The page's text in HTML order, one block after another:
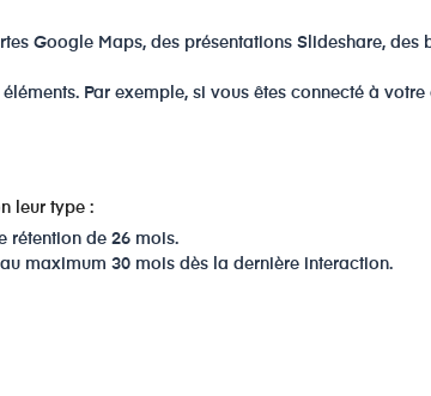
Google Maps, des présentations Slideshare, des
Par exemple, si vous êtes connecté à
leur type :
rétention de 26 mois.
maximum 30 mois dès la dernière interaction.